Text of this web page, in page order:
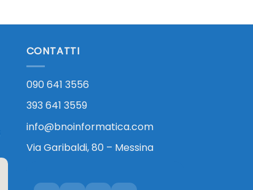
CONTATTI
090 641 3556
393 641 3559
info@bnoinformatica.com
Via Garibaldi, 80 – Messina